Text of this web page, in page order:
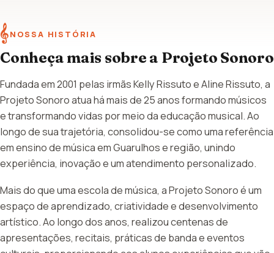
𝄞NOSSA HISTÓRIA
Conheça mais sobre a Projeto Sonoro
Fundada em 2001 pelas irmãs Kelly Rissuto e Aline Rissuto, a
Projeto Sonoro atua há mais de 25 anos formando músicos
e transformando vidas por meio da educação musical. Ao
longo de sua trajetória, consolidou-se como uma referência
em ensino de música em Guarulhos e região, unindo
experiência, inovação e um atendimento personalizado.
Mais do que uma escola de música, a Projeto Sonoro é um
espaço de aprendizado, criatividade e desenvolvimento
artístico. Ao longo dos anos, realizou centenas de
apresentações, recitais, práticas de banda e eventos